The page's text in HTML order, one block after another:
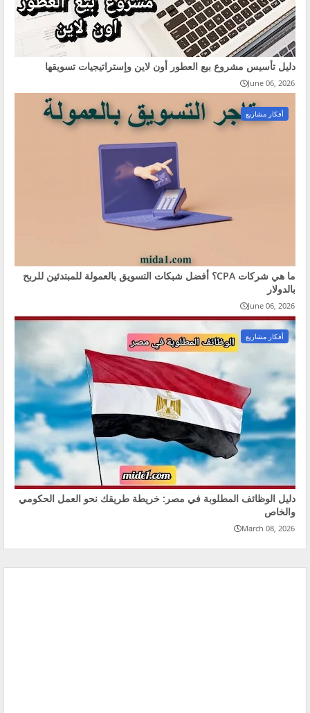
دليل تأسيس مشروع بيع العطور أون لاين وإستراتيجيات تسويقها
June 06, 2026
أفكار مشاريع
ما هي شركات CPA؟ أفضل شبكات التسويق بالعمولة للمبتدئين للربح
بالدولار
June 06, 2026
أفكار مشاريع
دليل الوظائف المطلوبة في مصر: خريطة طريقك نحو العمل الحكومي
والخاص
March 08, 2026